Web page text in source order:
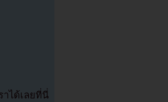
ได้เลยที่นี่